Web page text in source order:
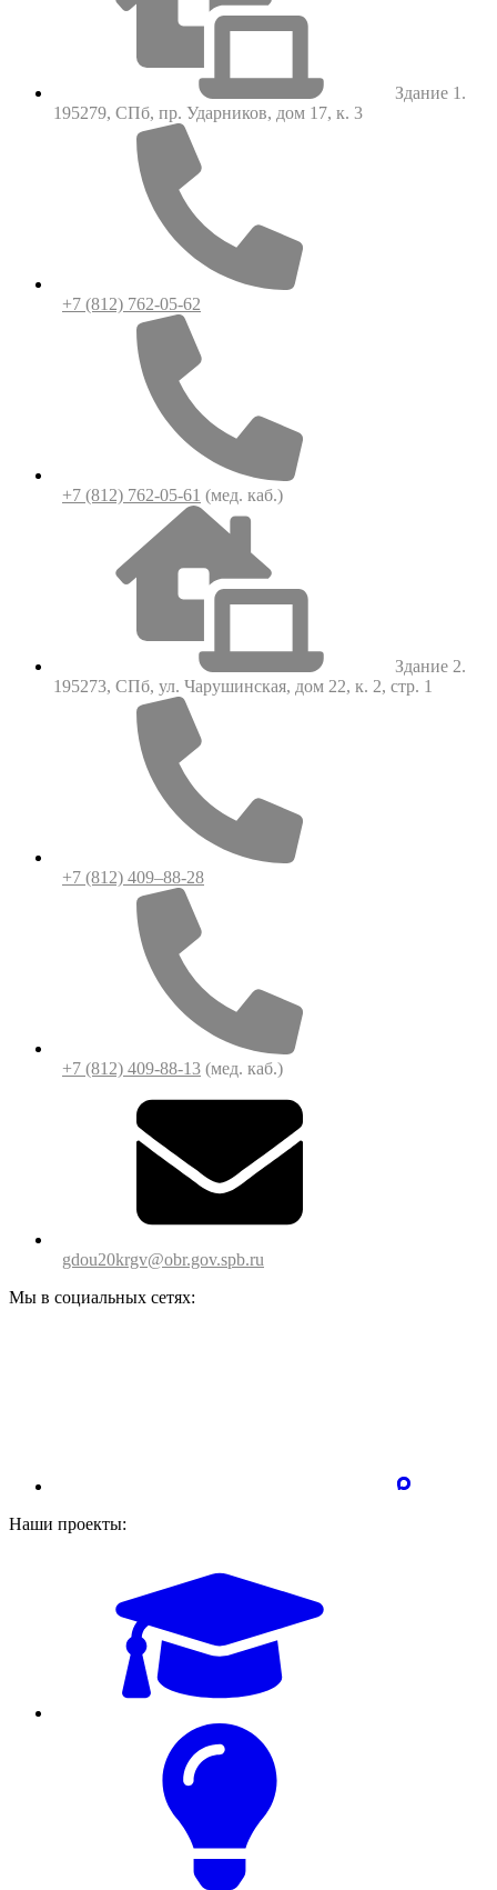
Здание 1.
195279, СПб, пр. Ударников, дом 17, к. 3
+7 (812) 762-05-62
+7 (812) 762-05-61 (мед. каб.)
Здание 2.
195273, СПб, ул. Чарушинская, дом 22, к. 2, стр. 1
+7 (812) 409–88-28
+7 (812) 409-88-13 (мед. каб.)
gdou20krgv@obr.gov.spb.ru
Мы в социальных сетях:
Наши проекты: